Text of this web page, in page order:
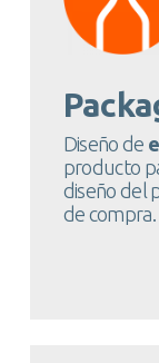
Diseño de
producto
diseño del
de compra.